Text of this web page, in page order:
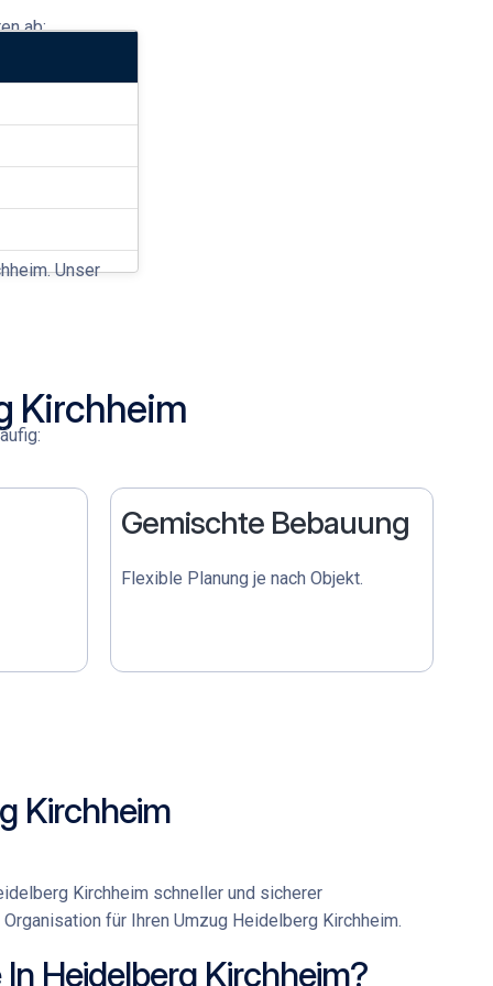
ab:
. Unser
Kirchheim
Gemischte Bebauung
Flexible Planung je nach Objekt.
Kirchheim
Kirchheim schneller und sicherer
für Ihren Umzug Heidelberg Kirchheim.
Heidelberg Kirchheim?